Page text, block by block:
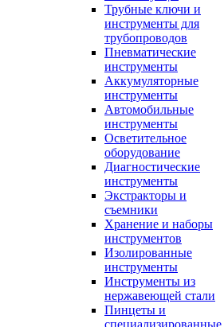
Трубные ключи и
инструменты для
трубопроводов
Пневматические
инструменты
Аккумуляторные
инструменты
Автомобильные
инструменты
Осветительное
оборудование
Диагностические
инструменты
Экстракторы и
съемники
Хранение и наборы
инструментов
Изолированные
инструменты
Инструменты из
нержавеющей стали
Пинцеты и
специализированные